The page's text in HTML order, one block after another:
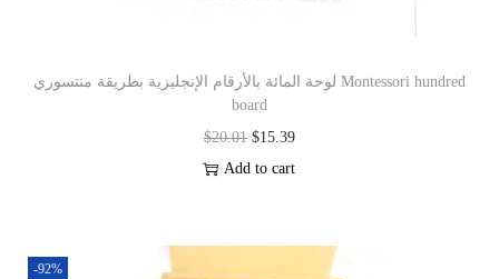
لوحة المائة بالأرقام الإنجليزية بطريقة منتسوري Montessori hundred
board
$20.01 $15.39
Add to cart
-92%